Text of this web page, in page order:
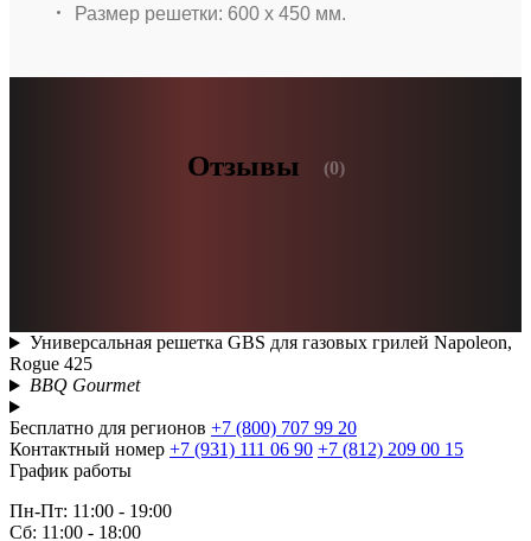
Размер решетки: 600 х 450 мм.
Отзывы (0)
Универсальная решетка GBS для газовых грилей Napoleon,
Rogue 425
BBQ Gourmet
Бесплатно для регионов +7 (800) 707 99 20
Контактный номер +7 (931) 111 06 90 +7 (812) 209 00 15
График работы
Пн-Пт: 11:00 - 19:00
Сб: 11:00 - 18:00